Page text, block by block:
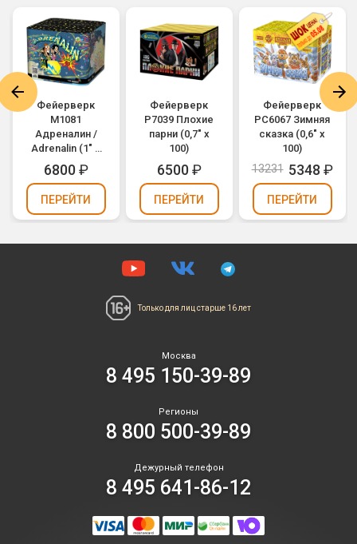
Фейерверк
М1081
Адреналин /
Adrenalin (1" х
49)
6800₽
ПЕРЕЙТИ
Фейерверк
Р7039 Плохие
парни (0,7" х
100)
6500₽
ПЕРЕЙТИ
Фейерверк
РС6067 Зимняя
сказка (0,6" х
100)
13231 5348 ₽
ПЕРЕЙТИ
Только для лиц старше 16 лет
Москва
8 495 150-39-89
Регионы
8 800 500-39-89
Дежурный телефон
8 495 641-86-12